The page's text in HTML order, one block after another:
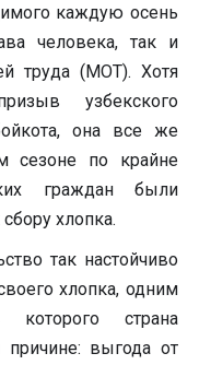
каждую осень
человека, так и
труда (МОТ). Хотя
узбекского
она все же
сезоне по крайне
граждан были
хлопка.
так настойчиво
хлопка, одним
которого страна
причине: выгода от